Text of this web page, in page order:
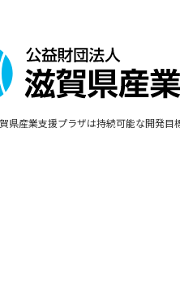
賀県産業支援プラザは持続可能な開発目